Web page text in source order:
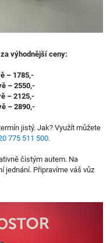
výhodnější ceny:
– 1785,-
– 2550,-
– 2125,-
– 2890,-
jistý. Jak? Využít můžete
775 511 500.
čistým autem. Na
jednání. Připravíme váš vůz